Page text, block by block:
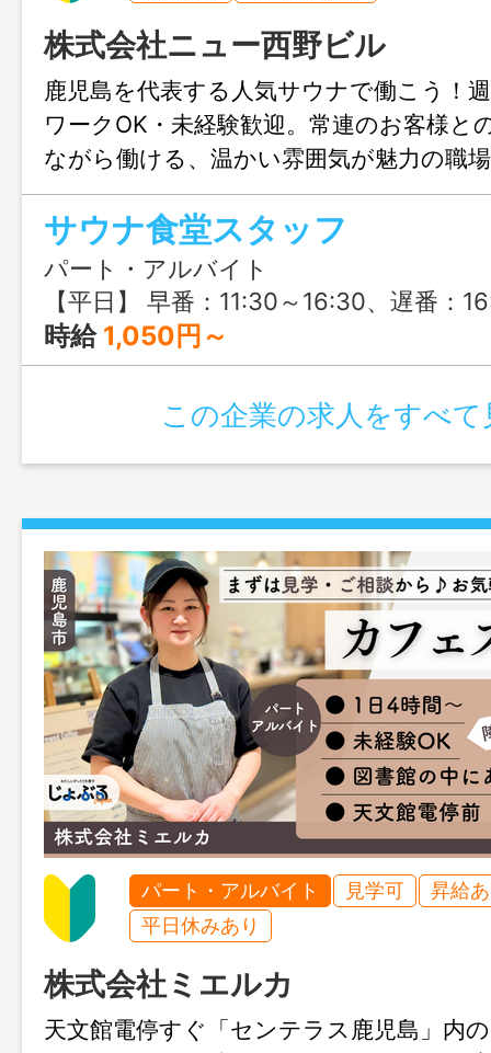
株式会社ニュー西野ビル
鹿児島を代表する人気サウナで働こう！
ワークOK・未経験歓迎。常連のお客様と
ながら働ける、温かい雰囲気が魅力の職
堂は子育てが落ち着いた主婦（夫）さん
フは学生さんやWワーク希望の方にもお
サウナ食堂スタッフ
パート・アルバイト
【平日】 早番：11:30～16:30、遅番：16:30～21:30 【週末】 早番：08:30～16:00、遅番：16:00～23:00 ※時間相談可 例）お子さんが学校の間に働きたい：11:30～15:30（4h） Wワークで夕方から
時給 1,050円～
この企業の求人をすべて
パート・アルバイト 見学可
昇給
平日休みあり
株式会社ミエルカ
天文館電停すぐ「センテラス鹿児島」内